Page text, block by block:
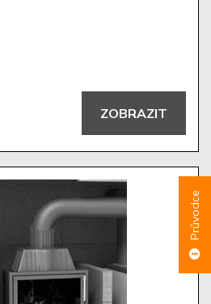
ZOBRAZIT
Průvodce